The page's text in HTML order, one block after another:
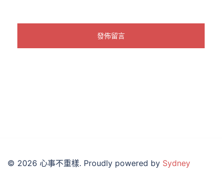
© 2026 心事不重樣. Proudly powered by Sydney